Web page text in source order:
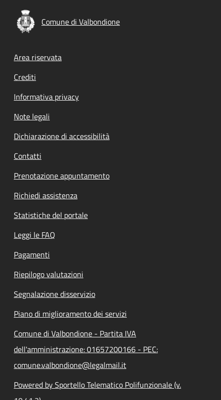
Comune di Valbondione
Footer menu
Area riservata
Crediti
Informativa privacy
Note legali
Dichiarazione di accessibilità
Contatti
Prenotazione appuntamento
Richiedi assistenza
Statistiche del portale
Leggi le FAQ
Pagamenti
Riepilogo valutazioni
Segnalazione disservizio
Piano di miglioramento dei servizi
Comune di Valbondione - Partita IVA
dell'amministrazione: 01657200166 - PEC:
comune.valbondione@legalmail.it
Powered by Sportello Telematico Polifunzionale (v.